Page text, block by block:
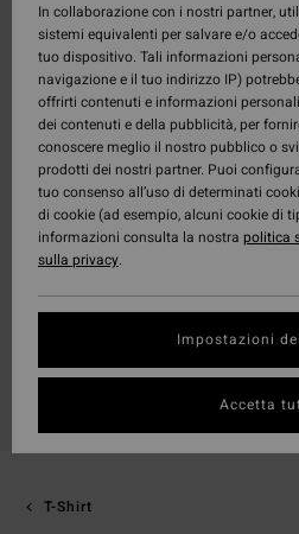
T-Shirt
In collaborazione con i nostri partner,
sistemi equivalenti per salvare e/o
tuo dispositivo. Tali informazioni
navigazione e il tuo indirizzo IP)
offrirti contenuti e informazioni
dei contenuti e della pubblicità, per
conoscere meglio il nostro pubblico o
prodotti dei nostri partner. Puoi
tuo consenso all’uso di determinati
di cookie (ad esempio, alcuni cookie di
informazioni consulta la nostra politica
sulla privacy.
Impostazioni
Accetta